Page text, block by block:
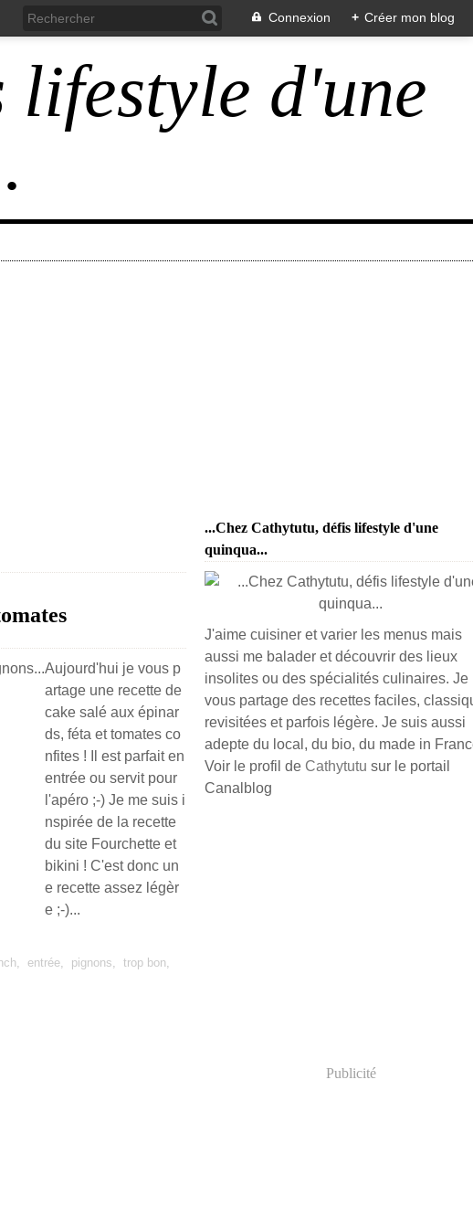
Connexion + Créer mon blog
lifestyle d'une
Aujourd'hui je vous p
artage une recette de
cake salé aux épinar
ds, féta et tomates co
nfites ! Il est parfait en
entrée ou servit pour
l'apéro ;-) Je me suis i
nspirée de la recette
du site Fourchette et
bikini ! C'est donc un
e recette assez légèr
e ;-)...
, entrée, pignons, trop bon,
...Chez Cathytutu, défis lifestyle d'une
quinqua...
J'aime cuisiner et varier les menus mais
aussi me balader et découvrir des lieux
insolites ou des spécialités culinaires. Je
vous partage des recettes faciles,
revisitées et parfois légère. Je suis aussi
adepte du local, du bio, du made in
Voir le profil de Cathytutu sur le portail
Canalblog
Publicité